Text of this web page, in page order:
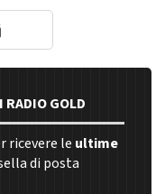
GOLD
ricevere le ultime
di posta